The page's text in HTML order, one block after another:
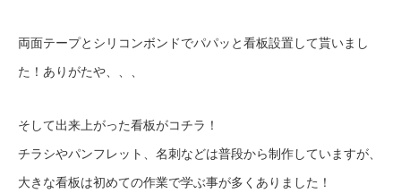
両面テープとシリコンボンドでパパッと看板設置して貰いまし
た！ありがたや、、、
そして出来上がった看板がコチラ！
チラシやパンフレット、名刺などは普段から制作していますが、
大きな看板は初めての作業で学ぶ事が多くありました！